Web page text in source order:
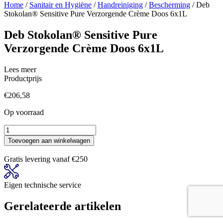
Home / Sanitair en Hygiëne /Handreiniging /Bescherming / Deb
Stokolan® Sensitive Pure Verzorgende Crème Doos 6x1L
Deb Stokolan® Sensitive Pure
Verzorgende Crème Doos 6x1L
Lees meer
Productprijs
€206,58
Op voorraad
Deb
Stokolan®
Sensitive
Pure
Verzorgende
Crème
Doos
6x1L
aantal
Toevoegen aan winkelwagen
Gratis levering vanaf €250
Eigen technische service
Gerelateerde artikelen